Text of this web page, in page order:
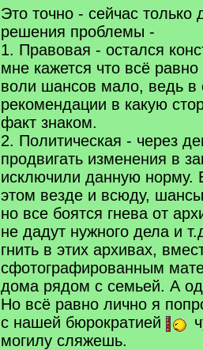
]q
]
Это точно - сейчас только
решения проблемы -
1. Правовая - остался
мне кажется что всё равно
воли шансов мало, ведь в
рекомендации в какую
факт знаком.
2. Политическая - через
продвигать изменения в
исключили данную норму.
этом везде и всюду,
но все боятся гнева от
не дадут нужного дела и
гнить в этих архивах,
сфотографированным
дома рядом с семьей. А
Но всё равно лично я
с нашей бюрократией
могилу сляжешь.